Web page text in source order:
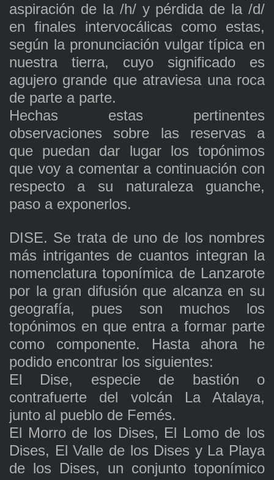
aspiración de la /h/ y pérdida de la /d/
en finales intervocálicas como estas,
según la pronunciación vulgar típica en
nuestra tierra, cuyo significado es
agujero grande que atraviesa una roca
de parte a parte.
Hechas estas pertinentes
observaciones sobre las reservas a
que puedan dar lugar los topónimos
que voy a comentar a continuación con
respecto a su naturaleza guanche,
paso a exponerlos.
DISE. Se trata de uno de los nombres
más intrigantes de cuantos integran la
nomenclatura toponímica de Lanzarote
por la gran difusión que alcanza en su
geografía, pues son muchos los
topónimos en que entra a formar parte
como componente. Hasta ahora he
podido encontrar los siguientes:
El Dise, especie de bastión o
contrafuerte del volcán La Atalaya,
junto al pueblo de Femés.
El Morro de los Dises, El Lomo de los
Dises, El Valle de los Dises y La Playa
de los Dises, un conjunto toponímico